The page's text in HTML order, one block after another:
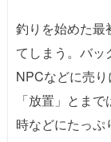
釣りを始めた最
てしまう。バッ
NPCなどに売
「放置」とま
時などにたっぷ